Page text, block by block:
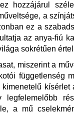
hozzájárul
a
ez a
az anya-fiú
sokrétűen
miszerint a
függetlenség
a mű